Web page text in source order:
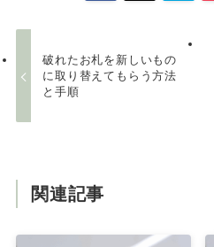
破れたお札を新しいもの
に取り替えてもらう方法
と手順
関連記事